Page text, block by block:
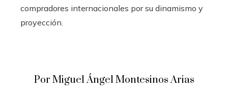
compradores internacionales por su dinamismo y
proyección.
Por Miguel Ángel Montesinos Arias